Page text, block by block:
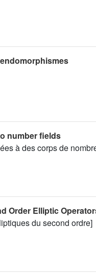
number fields
à des corps de
Order Elliptic
du second ordre]